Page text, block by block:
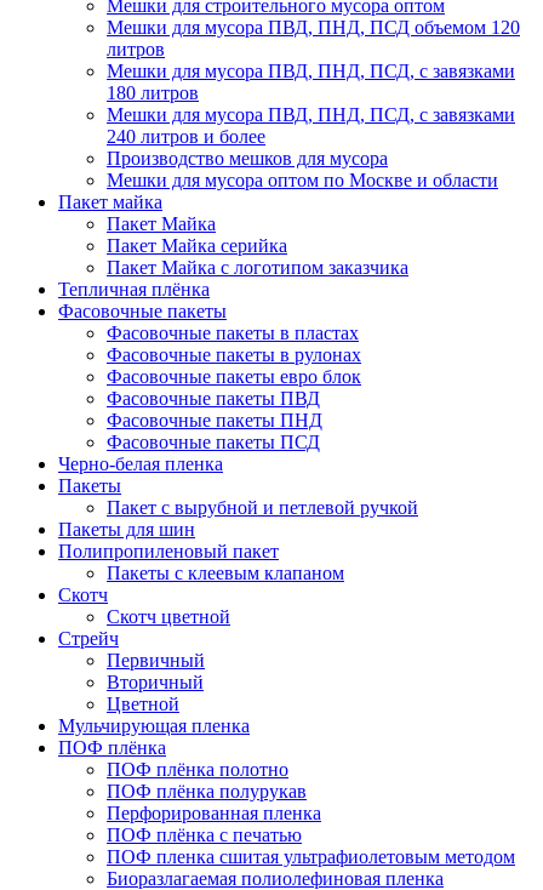
Мешки для строительного мусора оптом
Мешки для мусора ПВД, ПНД, ПСД объемом 120
литров
Мешки для мусора ПВД, ПНД, ПСД, с завязками
180 литров
Мешки для мусора ПВД, ПНД, ПСД, с завязками
240 литров и более
Производство мешков для мусора
Мешки для мусора оптом по Москве и области
Пакет майка
Пакет Майка
Пакет Майка серийка
Пакет Майка с логотипом заказчика
Тепличная плёнка
Фасовочные пакеты
Фасовочные пакеты в пластах
Фасовочные пакеты в рулонах
Фасовочные пакеты евро блок
Фасовочные пакеты ПВД
Фасовочные пакеты ПНД
Фасовочные пакеты ПСД
Черно-белая пленка
Пакеты
Пакет с вырубной и петлевой ручкой
Пакеты для шин
Полипропиленовый пакет
Пакеты с клеевым клапаном
Скотч
Скотч цветной
Стрейч
Первичный
Вторичный
Цветной
Мульчирующая пленка
ПОФ плёнка
ПОФ плёнка полотно
ПОФ плёнка полурукав
Перфорированная пленка
ПОФ плёнка с печатью
ПОФ пленка сшитая ультрафиолетовым методом
Биоразлагаемая полиолефиновая пленка